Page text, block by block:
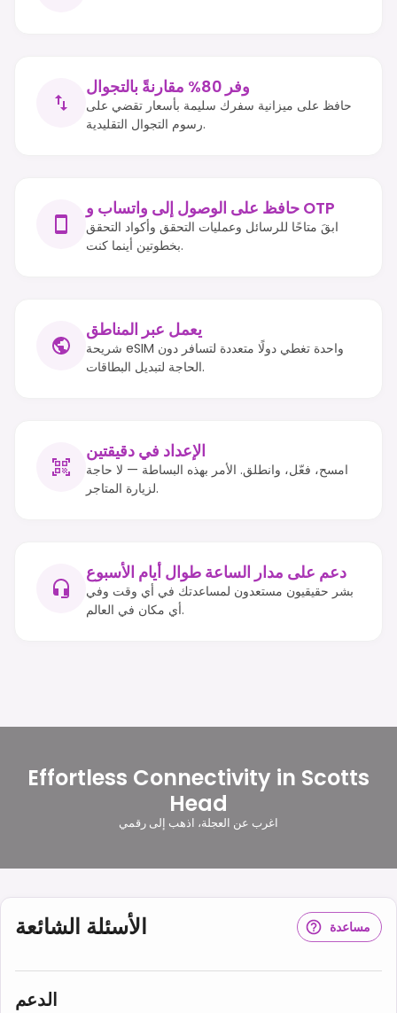
وفر 80% مقارنةً بالتجوال
حافظ على ميزانية سفرك سليمة بأسعار تقضي على
رسوم التجوال التقليدية.
حافظ على الوصول إلى واتساب و OTP
ابقَ متاحًا للرسائل وعمليات التحقق وأكواد التحقق
بخطوتين أينما كنت.
يعمل عبر المناطق
شريحة eSIM واحدة تغطي دولًا متعددة لتسافر دون
الحاجة لتبديل البطاقات.
الإعداد في دقيقتين
امسح، فعّل، وانطلق. الأمر بهذه البساطة — لا حاجة
لزيارة المتاجر.
دعم على مدار الساعة طوال أيام الأسبوع
بشر حقيقيون مستعدون لمساعدتك في أي وقت وفي
أي مكان في العالم.
Effortless Connectivity in Scotts
Head
اغرب عن العجلة، اذهب إلى رقمي
الأسئلة الشائعة مساعدة
الدعم